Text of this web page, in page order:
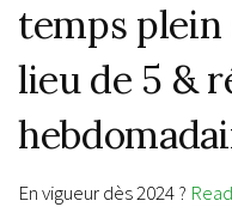
temps plein
lieu de 5 &
En vigueur dès 2024 ?